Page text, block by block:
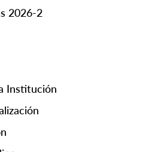
2026-2
Institución